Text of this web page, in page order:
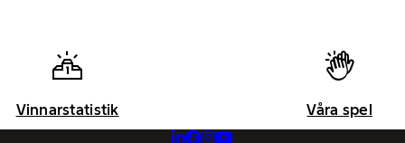
Vinnarstatistik Våra spel